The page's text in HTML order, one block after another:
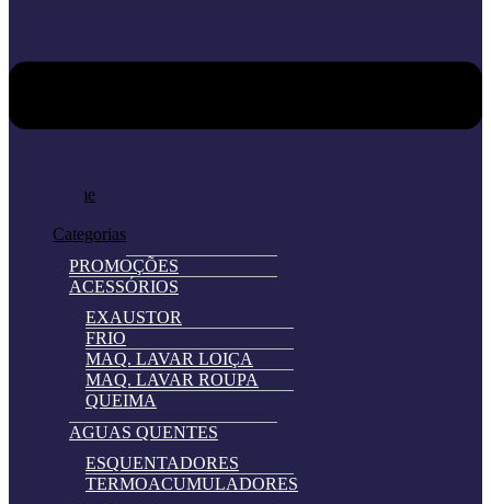
Home
Categorias
PROMOÇÕES
ACESSÓRIOS
EXAUSTOR
FRIO
MAQ. LAVAR LOIÇA
MAQ. LAVAR ROUPA
QUEIMA
AGUAS QUENTES
ESQUENTADORES
TERMOACUMULADORES